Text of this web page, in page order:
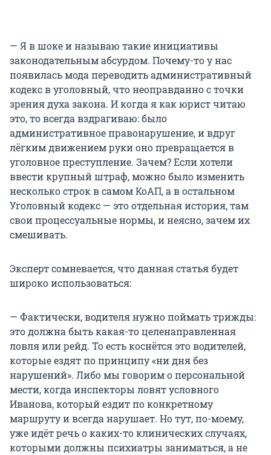
— Я в шоке и называю такие инициативы
законодательным абсурдом. Почему-то у нас
появилась мода переводить административный
кодекс в уголовный, что неоправданно с точки
зрения духа закона. И когда я как юрист читаю
это, то всегда вздрагиваю: было
административное правонарушение, и вдруг
лёгким движением руки оно превращается в
уголовное преступление. Зачем? Если хотели
ввести крупный штраф, можно было изменить
несколько строк в самом КоАП, а в остальном
Уголовный кодекс — это отдельная история, там
свои процессуальные нормы, и неясно, зачем их
смешивать.
Эксперт сомневается, что данная статья будет
широко использоваться:
— Фактически, водителя нужно поймать трижды:
это должна быть какая-то целенаправленная
ловля или рейд. То есть коснётся это водителей,
которые ездят по принципу «ни дня без
нарушений». Либо мы говорим о персональной
мести, когда инспекторы ловят условного
Иванова, который ездит по конкретному
маршруту и всегда нарушает. Но тут, по-моему,
уже идёт речь о каких-то клинических случаях,
которыми должны психиатры заниматься, а не